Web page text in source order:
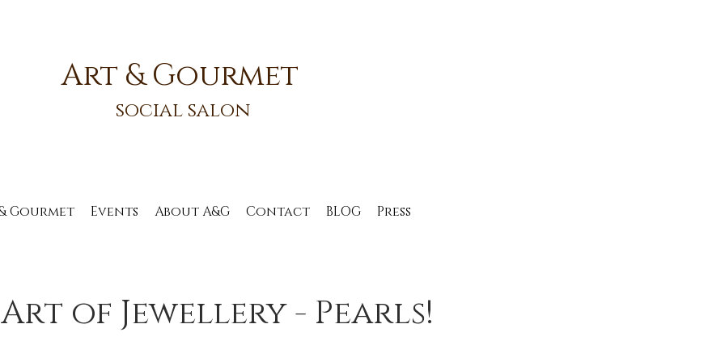
Art & Gourmet
social salon
Gourmet Events About A&G Contact BLOG Press
of Jewellery - Pearls!